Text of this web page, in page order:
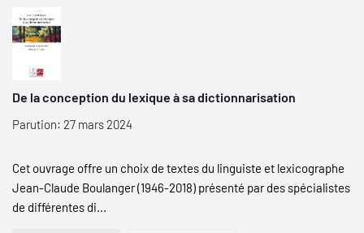
De la conception du lexique à sa dictionnarisation
Parution: 27 mars 2024
Cet ouvrage offre un choix de textes du linguiste et lexicographe
Jean-Claude Boulanger (1946-2018) présenté par des spécialistes
de différentes di...